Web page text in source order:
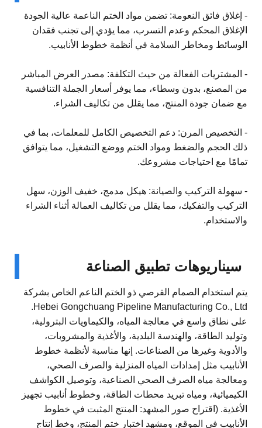
- إغلاق فائق النعومة: تضمن مواد الختم الناعمة عالية الجودة
الإغلاق المحكم وعدم التسرب، مما يؤدي إلى تجنب فقدان
الوسائط ومخاطر السلامة في أنظمة خطوط الأنابيب.
- المشتريات الفعالة من حيث التكلفة: مصدر العرض المباشر
من المصنع، بدون وسطاء، مما يوفر أسعار الجملة التنافسية
مع ضمان جودة المنتج، مما يقلل من تكاليف الشراء.
- التخصيص المرن: دعم التخصيص الكامل للمعلمات، بما في
ذلك الحجم والضغط ومواد الختم ووضع التشغيل، مما يتوافق
تمامًا مع احتياجات مشروعك.
- سهولة التركيب والصيانة: هيكل مدمج، خفيف الوزن، سهل
التركيب والتفكيك، مما يقلل من تكاليف العمالة أثناء الشراء
والاستخدام.
سيناريوهات تطبيق الصناعة
يتم استخدام الصمام القرصي ذو الختم الناعم الخاص بشركة
Hebei Gongchuang Pipeline Manufacturing Co., Ltd.
على نطاق واسع في معالجة المياه، والكيماويات البترولية،
وتوليد الطاقة، والهندسة البلدية، والأغذية والمشروبات،
والأدوية وغيرها من الصناعات. إنها مناسبة لأنظمة خطوط
الأنابيب مثل إمدادات المياه المنزلية والصرف الصحي،
ومعالجة مياه الصرف الصحي الصناعية، وتوصيل الكواشف
الكيميائية، ومياه تبريد محطات الطاقة، وخطوط أنابيب تجهيز
الأغذية. (اقتراح صور المشهد: المنتج المثبت في خطوط
الأنابيب في الموقع، ومشهد اختبار ختم المنتج، وخط إنتاج